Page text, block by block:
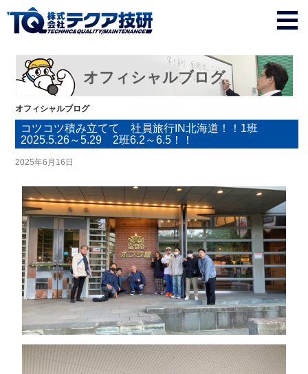
オフィシャルブログ
オフィシャルブログ
コツコツ積み立てて 社員旅行IN北海道！！1班
2025.5.26～5.29 2班6.2～6.5！！
2025年6月16日